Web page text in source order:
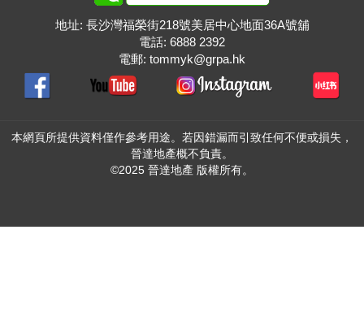
地址: 長沙灣福榮街218號美居中心地面36A號舖
電話: 6888 2392
電郵: tommyk@grpa.hk
本網頁所提供資料僅作參考用途。若因錯漏而引致任何不便或損失，
晉達地產概不負責。
©2025 晉達地產 版權所有。